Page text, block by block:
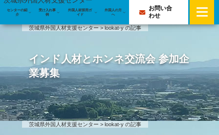
センターの紹
介
受け入れ事
例
外国人材採用ガ
イド
外国人の方
へ
お問い合
わせ
センターの紹介
業務案内
専門アドバイザーのご紹介
企業・団体サポート登録
メールマガジン
受け入れ事例
外国人受入優良企業等認定企業の取組事例
外国人材の採用・定着を支えるわかる化の実践｜介
護老人保健施設の受入事例
外国人材採用ガイド
外国人材採用ガイド
日本で就労できる在留資格プライバシーポリシー
茨城県外国人材支援センター>lookat-y の記事
インド人材とホンネ交流会 参加企
業募集
茨城県外国人材支援センター > lookat-y の記事